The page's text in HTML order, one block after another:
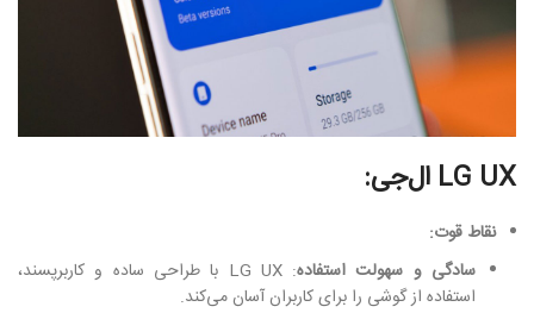
LG UX ال‌جی:
نقاط قوت:
سادگی و سهولت استفاده
: LG UX با طراحی ساده و کاربرپسند،
استفاده از گوشی را برای کاربران آسان می‌کند.